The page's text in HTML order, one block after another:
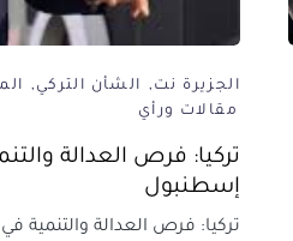
الجزيرة نت الشأن التركي
مقالات ورأي
تركيا: فرص العدالة
إسطنبول
تركيا: فرص العدالة والتنمية